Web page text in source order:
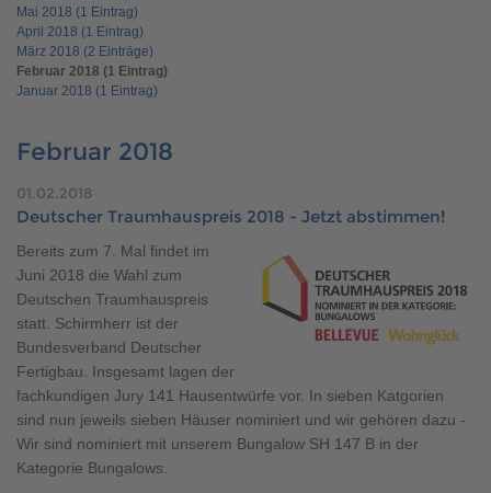
RUND UMS BAUEN
ÜBER UNS
KONTAKT
Brauchen Sie Hilfe?
038221 4000
MUSTERHAUS FINDEN
Mai 2018 (1 Eintrag)
April 2018 (1 Eintrag)
März 2018 (2 Einträge)
Februar 2018 (1 Eintrag)
Januar 2018 (1 Eintrag)
Februar 2018
01.02.2018
Deutscher Traumhauspreis 2018 - Jetzt abstimmen!
Bereits zum 7. Mal findet im
Juni 2018 die Wahl zum
Deutschen Traumhauspreis
statt. Schirmherr ist der
Bundesverband Deutscher
Fertigbau. Insgesamt lagen der
fachkundigen Jury 141 Hausentwürfe vor. In sieben Katgorien
sind nun jeweils sieben Häuser nominiert und wir gehören dazu -
Wir sind nominiert mit unserem Bungalow SH 147 B in der
Kategorie Bungalows.